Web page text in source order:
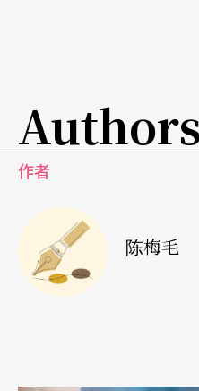
片（CD）与小剧场创作
低生产成本（相对于电影
具私有化的结果将使一般
小剧场虽然一向就有这
俗文化为取材或取样，
Authors
作者
陈梅毛